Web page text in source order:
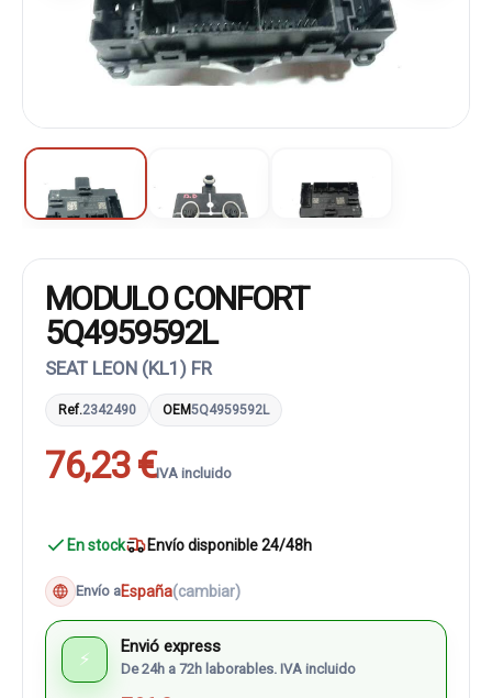
MODULO CONFORT
5Q4959592L
SEAT LEON (KL1) FR
Ref.2342490 OEM5Q4959592L
76,23 €IVA incluido
En stock Envío disponible 24/48h
Envío aEspaña(cambiar)
⚡
Envió express
De 24h a 72h laborables. IVA incluido